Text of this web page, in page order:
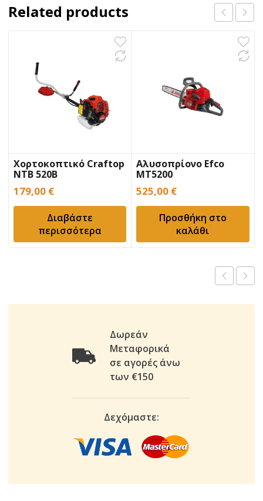
Related products
Χορτοκοπτικό Craftop
NTB 520B
179,00 €
Διαβάστε
περισσότερα
Αλυσοπρίονο Efco
MT5200
525,00 €
Προσθήκη στο
καλάθι
Δωρεάν
Μεταφορικά
σε αγορές άνω
των €150
Δεχόμαστε: